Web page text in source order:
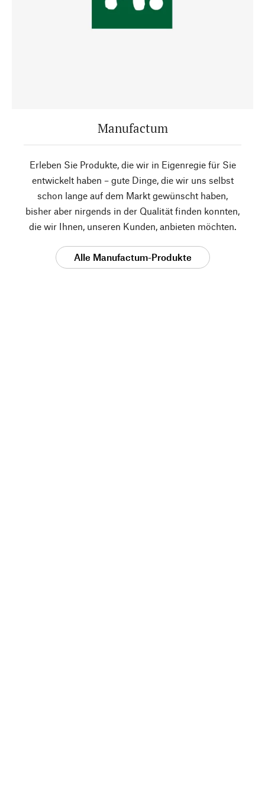
Manufactum
Erleben Sie Produkte, die wir in Eigenregie für Sie
entwickelt haben – gute Dinge, die wir uns selbst
schon lange auf dem Markt gewünscht haben,
bisher aber nirgends in der Qualität finden konnten,
die wir Ihnen, unseren Kunden, anbieten möchten.
Alle Manufactum-Produkte